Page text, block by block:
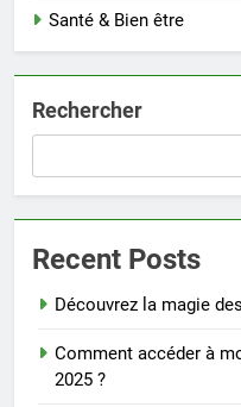
Santé & Bien être
Rechercher
Recent Posts
Découvrez la magie
Comment accéder à
2025 ?